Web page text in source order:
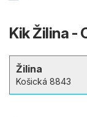
Kik Žilina -
Žilina
Košická 8843